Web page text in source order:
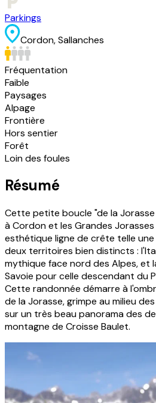
Parkings
Cordon, Sallanches
Fréquentation
Faible
Paysages
Alpage
Frontière
Hors sentier
Forêt
Loin des foules
Résumé
Cette petite boucle "de la
à Cordon et les Grandes
esthétique ligne de crête telle
deux territoires bien distincts :
mythique face nord des Alpes, et
Savoie pour celle descendant du
Cette randonnée démarre à
de la Jorasse, grimpe au milieu
sur un très beau panorama des
montagne de Croisse Baulet.